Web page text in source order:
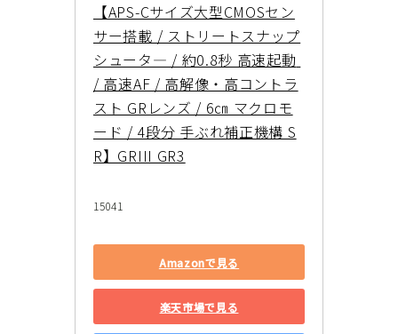
【APS-Cサイズ大型CMOSセン
サー搭載 / ストリートスナップ
シュータ― / 約0.8秒 高速起動
/ 高速AF / 高解像・高コントラ
スト GRレンズ / 6㎝ マクロモ
ード / 4段分 手ぶれ補正機構 S
R】GRIII GR3
15041
Amazonで見る
楽天市場で見る